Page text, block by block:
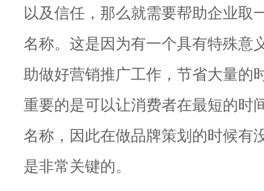
以及信任，那么就需要帮助企业取
名称。这是因为有一个具有特殊意
助做好营销推广工作，节省大量的
重要的是可以让消费者在最短的时
名称，因此在做品牌策划的时候有
是非常关键的。